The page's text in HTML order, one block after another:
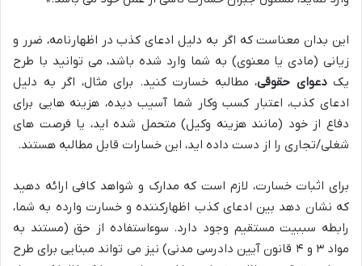
این بدان معناست که اگر به دلیل ادعای کذب در اظهارنامه، ضرر و
زیانی (مادی یا معنوی) به شما وارد شده باشد، می توانید با طرح
یکدعوای حقوقی، مطالبه خسارت کنید. برای مثال، اگر به دلیل
ادعای کذب، اعتبار کسب وکار شما آسیب دیده، هزینه هایی برای
دفاع از خود (مانند هزینه وکیل) متحمل شده اید، یا فرصت های
شغلی/تجاری را از دست داده اید، این خسارات قابل مطالبه هستند.
برای اثبات خسارت، لازم است که مدارک و شواهد کافی ارائه دهید
که نشان دهد بین ادعای کذب اظهارکننده و خسارت وارده به شما،
رابطه سببیت مستقیم وجود دارد. سوءاستفاده از حق (مستند به
مواد ۳ و ۴ قانون آیین دادرسی مدنی) نیز می تواند مبنایی برای طرح